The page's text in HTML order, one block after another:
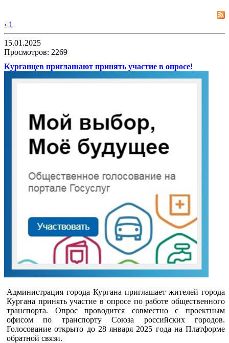
‹ 1
15.01.2025
Просмотров: 2269
Курганцев приглашают принять участие в опросе!
Администрация города Кургана приглашает жителей города
Кургана принять участие в опросе по работе общественного
транспорта. Опрос проводится совместно с проектным
офисом по транспорту Союза российских городов.
Голосование открыто до 28 января 2025 года на Платформе
обратной связи.